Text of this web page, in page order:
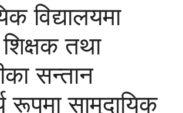
विद्यालयमा
तथा
सन्तान
रूपमा सामुदायिक